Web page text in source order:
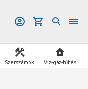
Szerszámok Víz-gáz-fűtés